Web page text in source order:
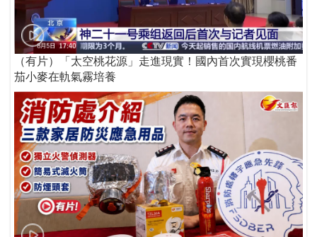
（有片）「太空桃花源」走進現實！國內首次實現櫻桃番
茄小麥在軌氣霧培養